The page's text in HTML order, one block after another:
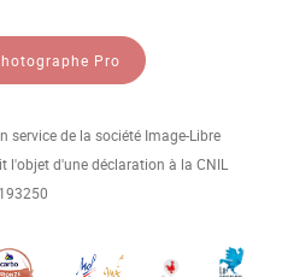
Pro
service de la société Image-Libre
l'objet d'une déclaration à la CNIL